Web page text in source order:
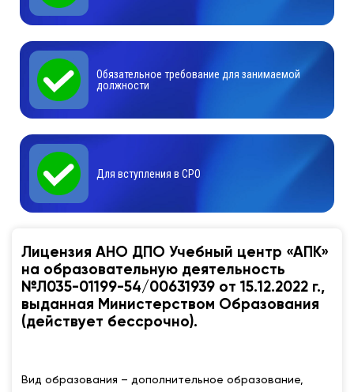
Обязательное требование для занимаемой
должности
Для вступления в СРО
Лицензия АНО ДПО Учебный центр «АПК»
на образовательную деятельность
№Л035-01199-54/00631939 от 15.12.2022 г.,
выданная Министерством Образования
(действует бессрочно).
Вид образования – дополнительное образование,